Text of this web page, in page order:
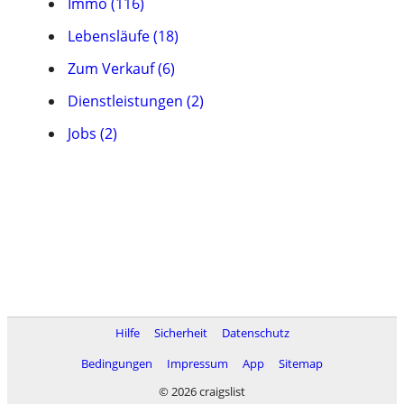
Lebensläufe (18)
Zum Verkauf (6)
Dienstleistungen (2)
Jobs (2)
Hilfe Sicherheit
Datenschutz
Bedingungen
Impressum App
Sitemap
© 2026 craigslist